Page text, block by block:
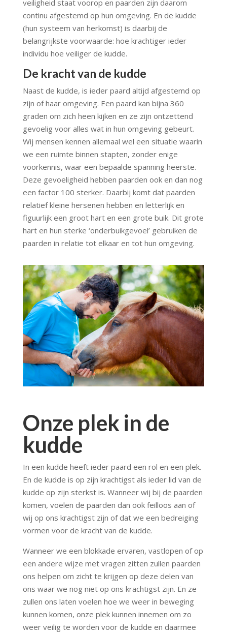
veiligheid staat voorop en paarden zijn daarom
continu afgestemd op hun omgeving. En de kudde
(hun systeem van herkomst) is daarbij de
belangrijkste voorwaarde: hoe krachtiger ieder
individu hoe veiliger de kudde.
De kracht van de kudde
Naast de kudde, is ieder paard altijd afgestemd op
zijn of haar omgeving. Een paard kan bijna 360
graden om zich heen kijken en ze zijn ontzettend
gevoelig voor alles wat in hun omgeving gebeurt.
Wij mensen kennen allemaal wel een situatie waarin
we een ruimte binnen stapten, zonder enige
voorkennis, waar een bepaalde spanning heerste.
Deze gevoeligheid hebben paarden ook en dan nog
een factor 100 sterker. Daarbij komt dat paarden
relatief kleine hersenen hebben en letterlijk en
figuurlijk een groot hart en een grote buik. Dit grote
hart en hun sterke ‘onderbuikgevoel’ gebruiken de
paarden in relatie tot elkaar en tot hun omgeving.
Onze plek in de
kudde
In een kudde heeft ieder paard een rol en een plek.
En de kudde is op zijn krachtigst als ieder lid van de
kudde op zijn sterkst is. Wanneer wij bij de paarden
komen, voelen de paarden dan ook feilloos aan of
wij op ons krachtigst zijn of dat we een bedreiging
vormen voor de kracht van de kudde.
Wanneer we een blokkade ervaren, vastlopen of op
een andere wijze met vragen zitten zullen paarden
ons helpen om zicht te krijgen op deze delen van
ons waar we nog niet op ons krachtigst zijn. En ze
zullen ons laten voelen hoe we weer in beweging
kunnen komen, onze plek kunnen innemen om zo
weer veilig te worden voor de kudde en daarmee